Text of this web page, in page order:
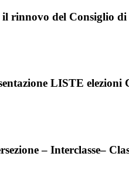
rinnovo del Consiglio
LISTE elezioni
– Interclasse–